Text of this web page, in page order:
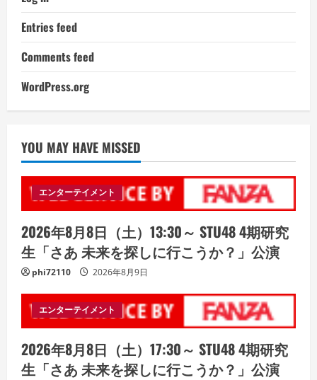
Entries feed
Comments feed
WordPress.org
YOU MAY HAVE MISSED
エンターテイメント
2026年8月8日（土）13:30～ STU48 4期研究
生「さあ 未来を探しに行こうか？」公演
phi72110 2026年8月9日
エンターテイメント
2026年8月8日（土）17:30～ STU48 4期研究
生「さあ 未来を探しに行こうか？」公演